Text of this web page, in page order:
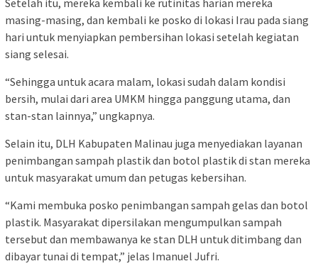
masing-masing, dan kembali ke posko di lokasi Irau pada siang
hari untuk menyiapkan pembersihan lokasi setelah kegiatan
siang selesai.
“Sehingga untuk acara malam, lokasi sudah dalam kondisi
bersih, mulai dari area UMKM hingga panggung utama, dan
stan-stan lainnya,” ungkapnya.
Selain itu, DLH Kabupaten Malinau juga menyediakan layanan
penimbangan sampah plastik dan botol plastik di stan mereka
untuk masyarakat umum dan petugas kebersihan.
“Kami membuka posko penimbangan sampah gelas dan botol
plastik. Masyarakat dipersilakan mengumpulkan sampah
tersebut dan membawanya ke stan DLH untuk ditimbang dan
dibayar tunai di tempat,” jelas Imanuel Jufri.